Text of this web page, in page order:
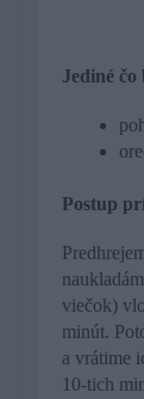
Jediné
Postup
viečok)
minút.
a vrátime
10-tich